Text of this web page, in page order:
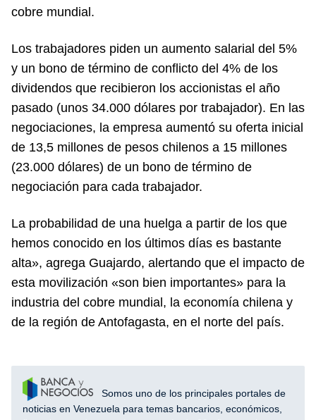
cobre mundial.
Los trabajadores piden un aumento salarial del 5%
y un bono de término de conflicto del 4% de los
dividendos que recibieron los accionistas el año
pasado (unos 34.000 dólares por trabajador). En las
negociaciones, la empresa aumentó su oferta inicial
de 13,5 millones de pesos chilenos a 15 millones
(23.000 dólares) de un bono de término de
negociación para cada trabajador.
La probabilidad de una huelga a partir de los que
hemos conocido en los últimos días es bastante
alta», agrega Guajardo, alertando que el impacto de
esta movilización «son bien importantes» para la
industria del cobre mundial, la economía chilena y
de la región de Antofagasta, en el norte del país.
Somos uno de los principales portales de
noticias en Venezuela para temas bancarios, económicos,